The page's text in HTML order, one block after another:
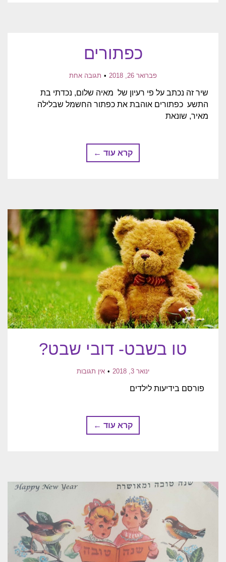
כפתורים
פברואר 26, 2018 תגובה אחת
שיר זה נכתב על פי רעיון של מאיה שלום, נכדתי בת
התשע כפתורים אוהבת את כפתור החשמל שבלילה
מאיר, שונאת
קרא עוד ←
טו בשבט- דובי שבט?
ינואר 3, 2018 אין תגובות
פורסם בידיעות לילדים
קרא עוד ←